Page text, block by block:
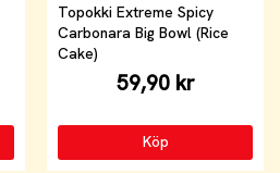
Topokki Extreme Spicy
Carbonara Big Bowl (Rice
Cake)
59,90 kr
Köp